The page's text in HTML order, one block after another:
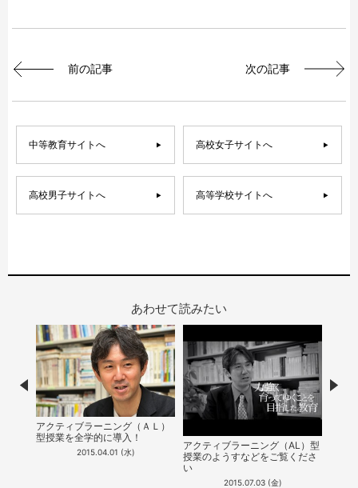
前の記事 次の記事
中等教育サイトへ 高校女子サイトへ
高校男子サイトへ 高等学校サイトへ
あわせて読みたい
アクティブラーニング（ＡＬ）
型授業を全学的に導入！
2015.04.01 (水)
アクティブラーニング（AL）型
授業のようすなどをご覧くださ
い
2015.07.03 (金)
Prev